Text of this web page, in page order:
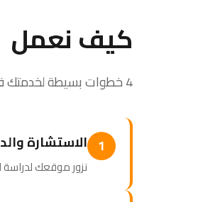
كيف نعمل
4 خطوات بسيطة لخدمتك في الواحة بسرعة واحترافية
1 الاستشارة
نزور موقعك لدراسة